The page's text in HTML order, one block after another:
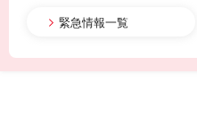
緊急情報一覧